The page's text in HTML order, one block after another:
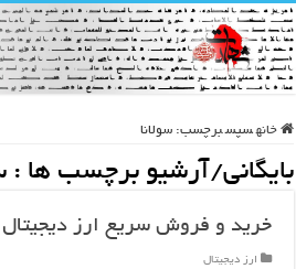
خانه سپس برچسب: سولانا
بایگانی/آرشیو برچسب ها :
خرید و فروش سریع ارز دیجیتال
ارز دیجیتال